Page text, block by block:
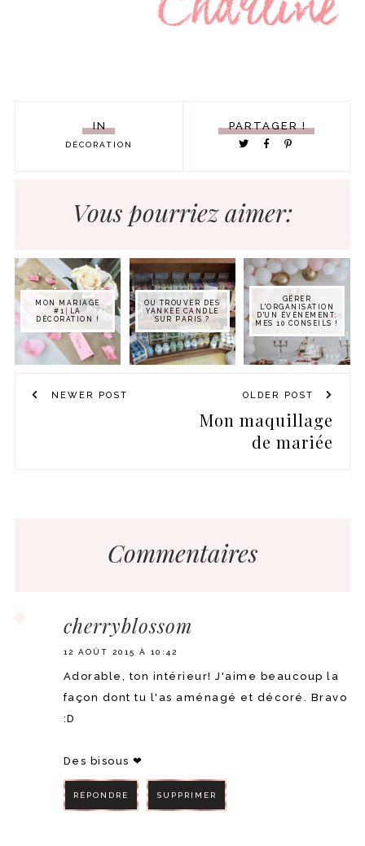
PARTAGER !
IN
DÉCORATION
Vous pourriez aimer:
MON MARIAGE
#1┊LA
DÉCORATION !
OÙ TROUVER DES
YANKEE CANDLE
SUR PARIS ?
GÉRER
L'ORGANISATION
D'UN ÉVÈNEMENT:
MES 10 CONSEILS !
NEWER POST OLDER POST
Mon maquillage
de mariée
Commentaires
cherryblossom
12 AOÛT 2015 À 10:42
Adorable, ton intérieur! J'aime beaucoup la
façon dont tu l'as aménagé et décoré. Bravo
:D
Des bisous ❤
RÉPONDRE SUPPRIMER